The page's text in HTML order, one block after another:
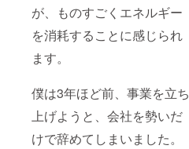
が、ものすごくエネルギー
を消耗することに感じられ
ます。
僕は3年ほど前、事業を立ち
上げようと、会社を勢いだ
けで辞めてしまいました。